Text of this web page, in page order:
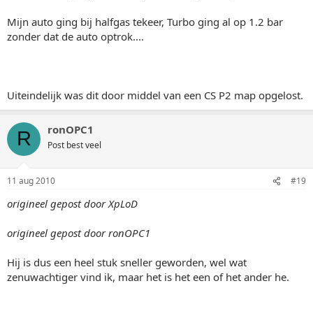
Mijn auto ging bij halfgas tekeer, Turbo ging al op 1.2 bar
zonder dat de auto optrok....
Uiteindelijk was dit door middel van een CS P2 map opgelost.
R ronOPC1
Post best veel
11 aug 2010 #19
origineel gepost door XpLoD
origineel gepost door ronOPC1
Hij is dus een heel stuk sneller geworden, wel wat
zenuwachtiger vind ik, maar het is het een of het ander he.